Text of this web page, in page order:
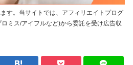
す。当サイトでは、アフィリエイトプログ
ミス/アイフルなど)から委託を受け広告収